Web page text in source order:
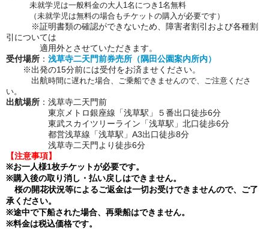
未就学児は一般料金の大人1名につき1名無料
（未就学児は無料の場合もチケットの購入が必要です）
※証明書類の確認ができないため、障害者割引および各種割
引については
適用外とさせていただきます。
受付場所 ： 浅草寺二天門前券売所（隅田公園案内所内）
※出発の15分前には受付をお済ませください。
出航時間に遅れた場合、ご乗船できませんので、ご注意くださ
い。
出航場所 ：浅草寺二天門前
東京メトロ銀座線「浅草駅」５番出口徒歩6分
東武スカイツリーライン「浅草駅」北口徒歩6分
都営浅草線「浅草駅」A3出口徒歩8分
浅草寺二天門より徒歩6分
【注意事項】
※お一人様1枚チケットが必要です。
※購入後の取り消し・払い戻しはできません。
桜の開花状況等によるご返金は一切お受けできませんので、ご了
承ください。
※途中で下船された場合、再乗船はできません。
※料金は税込価格です。